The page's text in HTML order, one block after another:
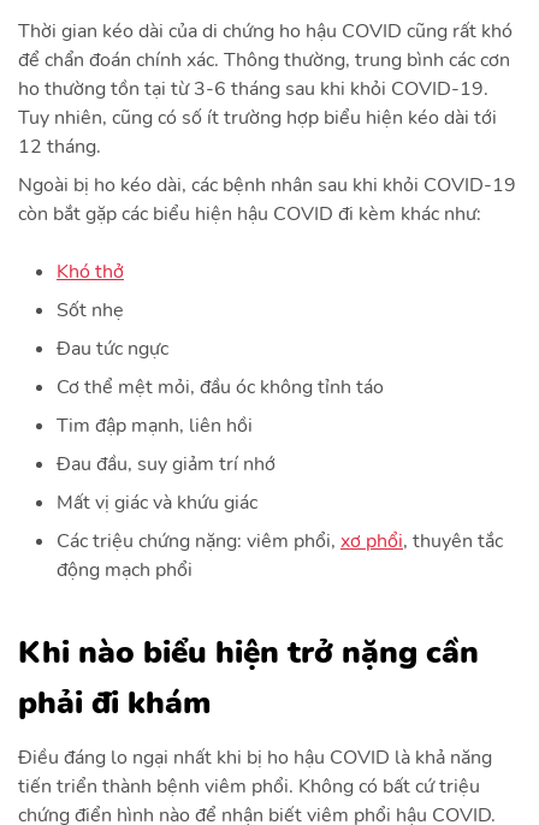
Thời gian kéo dài của di chứng ho hậu COVID cũng rất khó
để chẩn đoán chính xác. Thông thường, trung bình các cơn
ho thường tồn tại từ 3-6 tháng sau khi khỏi COVID-19.
Tuy nhiên, cũng có số ít trường hợp biểu hiện kéo dài tới
12 tháng.
Ngoài bị ho kéo dài, các bệnh nhân sau khi khỏi COVID-19
còn bắt gặp các biểu hiện hậu COVID đi kèm khác như:
Khó thở
Sốt nhẹ
Đau tức ngực
Cơ thể mệt mỏi, đầu óc không tỉnh táo
Tim đập mạnh, liên hồi
Đau đầu, suy giảm trí nhớ
Mất vị giác và khứu giác
Các triệu chứng nặng: viêm phổi, xơ phổi, thuyên tắc
động mạch phổi
Khi nào biểu hiện trở nặng cần
phải đi khám
Điều đáng lo ngại nhất khi bị ho hậu COVID là khả năng
tiến triển thành bệnh viêm phổi. Không có bất cứ triệu
chứng điển hình nào để nhận biết viêm phổi hậu COVID.